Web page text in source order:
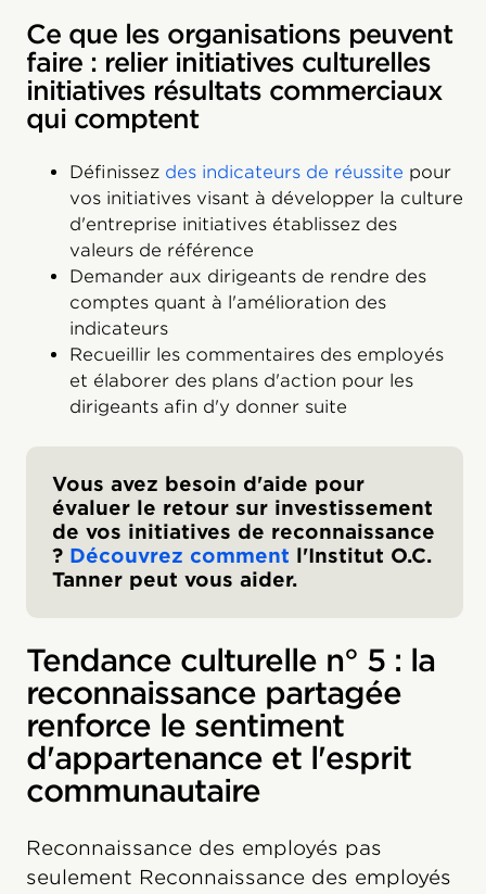
Ce que les organisations peuvent
faire : relier initiatives culturelles
initiatives résultats commerciaux
qui comptent
Définissez des indicateurs de réussite pour
vos initiatives visant à développer la culture
d'entreprise initiatives établissez des
valeurs de référence
Demander aux dirigeants de rendre des
comptes quant à l'amélioration des
indicateurs
Recueillir les commentaires des employés
et élaborer des plans d'action pour les
dirigeants afin d'y donner suite
Vous avez besoin d'aide pour
évaluer le retour sur investissement
de vos initiatives de reconnaissance
? Découvrez comment l'Institut O.C.
Tanner peut vous aider.
Tendance culturelle n° 5 : la
reconnaissance partagée
renforce le sentiment
d'appartenance et l'esprit
communautaire
Reconnaissance des employés pas
seulement Reconnaissance des employés